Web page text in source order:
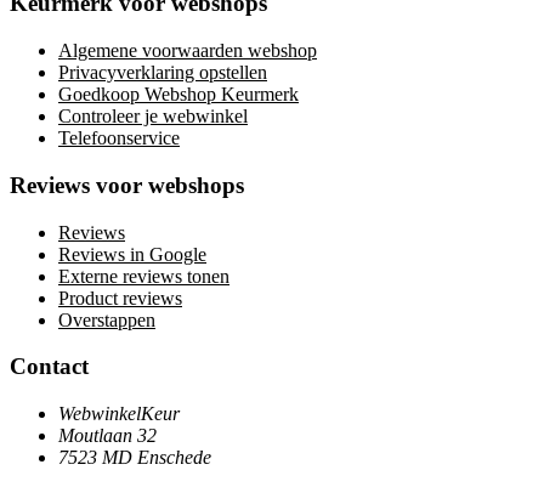
Algemene voorwaarden webshop
Privacyverklaring opstellen
Goedkoop Webshop Keurmerk
Controleer je webwinkel
Telefoonservice
Reviews voor webshops
Reviews
Reviews in Google
Externe reviews tonen
Product reviews
Overstappen
Contact
WebwinkelKeur
Moutlaan 32
7523 MD Enschede